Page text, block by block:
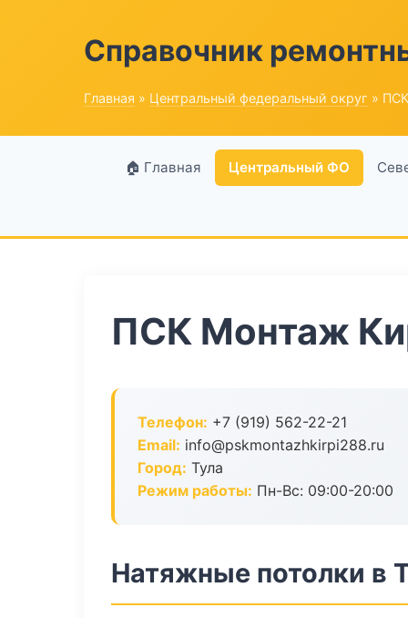
Справочник
Главная » Центральный федеральный округ »
🏠 Главная Центральный ФО
ПСК Монтаж
Телефон: +7 (919) 562-22-21
Email: info@pskmontazhkirpi288.ru
Город: Тула
Режим работы: Пн-Вс: 09:00-20:00
Натяжные потолки в